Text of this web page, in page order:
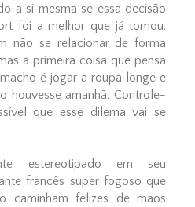
a si mesma se essa decisão
foi a melhor que já tomou.
não se relacionar de forma
a primeira coisa que pensa
é jogar a roupa longe e
houvesse amanhã. Controle-
que esse dilema vai se
estereotipado em seu
francês super fogoso que
caminham felizes de mãos